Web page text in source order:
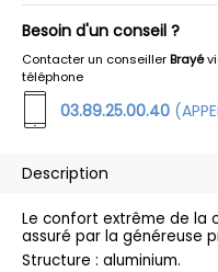
Besoin d'un conseil ?
Contacter un conseillerBrayé
téléphone
03.89.25.00.40
Description
Le confort extrême de la
assuré par la généreuse
Structure : aluminium.